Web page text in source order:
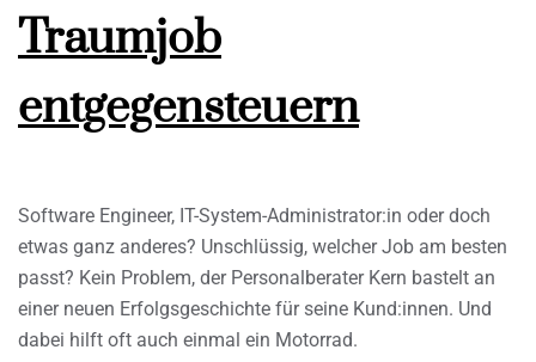
Traumjob
entgegensteuern
Software Engineer, IT-System-Administrator:in oder doch
etwas ganz anderes? Unschlüssig, welcher Job am besten
passt? Kein Problem, der Personalberater Kern bastelt an
einer neuen Erfolgsgeschichte für seine Kund:innen. Und
dabei hilft oft auch einmal ein Motorrad.